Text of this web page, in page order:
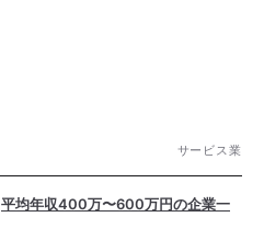
サービス業
平均年収400万〜600万円の企業一